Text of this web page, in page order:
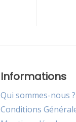
Informations
Qui sommes-nous ?
Conditions